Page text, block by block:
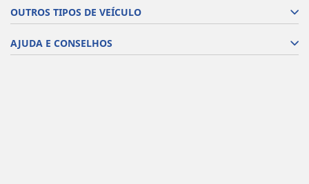
OUTROS TIPOS DE VEÍCULO
AJUDA E CONSELHOS